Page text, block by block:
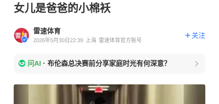
女儿是爸爸的小棉袄
雷速体育
2026年5月30日22:39 上海 雷速体育官方账号
关注
问AI · 布伦森总决赛前分享家庭时光有何深意？